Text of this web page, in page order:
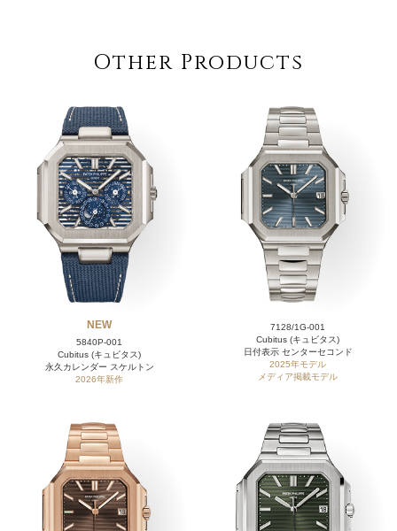
Other Products
NEW
5840P-001
Cubitus (キュビタス)
永久カレンダー スケルトン
2026年新作
7128/1G-001
Cubitus (キュビタス)
日付表示 センターセコンド
2025年モデル
メディア掲載モデル